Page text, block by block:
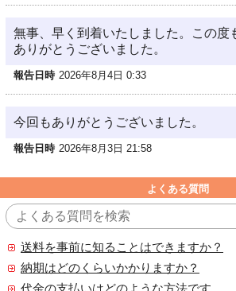
無事、早く到着いたしました。この度
ありがとうございました。
報告日時 2026年8月4日 0:33
今回もありがとうございました。
報告日時 2026年8月3日 21:58
よくある質問
送料を事前に知ることはできますか？
納期はどのくらいかかりますか？